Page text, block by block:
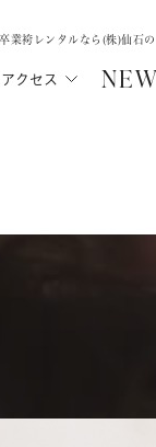
業袴レンタルなら(株)仙石
クセス